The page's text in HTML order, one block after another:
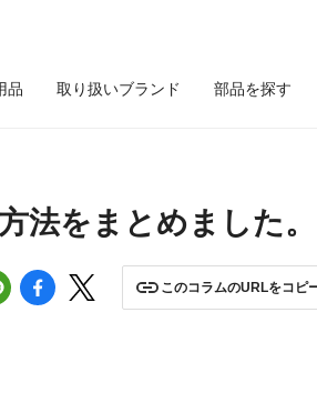
品 取り扱いブランド 部品を探す
法をまとめました。
このコラムのURLをコピ